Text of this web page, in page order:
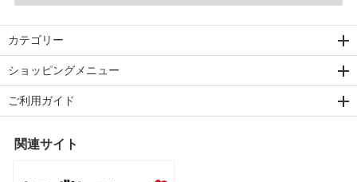
カテゴリー
ショッピングメニュー
ご利用ガイド
関連サイト